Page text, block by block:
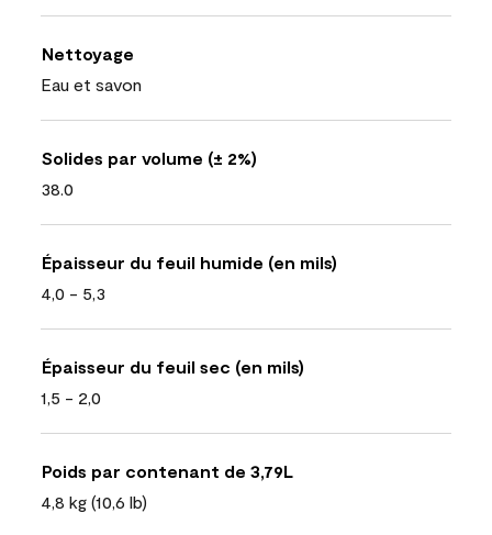
Nettoyage
Eau et savon
Solides par volume (± 2%)
38.0
Épaisseur du feuil humide (en mils)
4,0 - 5,3
Épaisseur du feuil sec (en mils)
1,5 - 2,0
Poids par contenant de 3,79L
4,8 kg (10,6 lb)